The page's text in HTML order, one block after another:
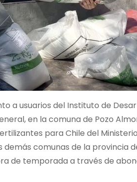
a usuarios del Instituto de
en la comuna de Pozo
para Chile del
demás comunas de la provincia
de temporada a través de